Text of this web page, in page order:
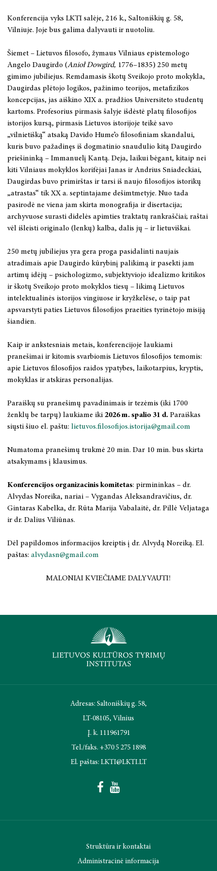
2025 m. gegužės 15–16 d.
2025 m. balandžio 3 d.
2025 m. balandžio 1 – birželio 30 d.
2025 m. kovo 22 d.
2024 m. lapkričio 21–22 d.
2024 m. lapkričio 9 d.
2024 m. lapkričio 7-8 d.
2024 m. spalio 2 – 3 d.
2024 m. rugsėjo 26 d.
2024 m. liepos mėn. 1–4 d.
2024 m. rugsėjo 20 d.
2024 m. birželio 19 d.
2024 m. balandžio 27 d.
2024 m. balandžio 4–5 d.
2022 metai
2020 metai
2019 metai
Konferencija vyks LKTI salėje, 216 k., Saltoniškių g. 58,
Vilniuje. Joje bus galima dalyvauti ir nuotoliu.
Šiemet – Lietuvos filosofo, žymaus Vilniaus epistemologo
Angelo Daugirdo (Anioł Dowgird, 1776–1835) 250 metų
gimimo jubiliejus. Remdamasis škotų Sveikojo proto mokykla,
Daugirdas plėtojo logikos, pažinimo teorijos, metafizikos
koncepcijas, jas aiškino XIX a. pradžios Universiteto studentų
kartoms. Profesorius pirmasis šalyje išdėstė platų filosofijos
istorijos kursą, pirmasis Lietuvos istorijoje teikė savo
„vilnietišką“ atsaką Davido Hume’o filosofiniam skandalui,
kuris buvo pažadinęs iš dogmatinio snaudulio kitą Daugirdo
priešininką – Immanuelį Kantą. Deja, laikui bėgant, kitaip nei
kiti Vilniaus mokyklos korifėjai Janas ir Andrius Sniadeckiai,
Daugirdas buvo primirštas ir tarsi iš naujo filosofijos istorikų
„atrastas“ tik XX a. septintajame dešimtmetyje. Nuo tada
pasirodė ne viena jam skirta monografija ir disertacija;
archyvuose surasti didelės apimties traktatų rankraščiai; raštai
vėl išleisti originalo (lenkų) kalba, dalis jų – ir lietuviškai.
250 metų jubiliejus yra gera proga pasidalinti naujais
atradimais apie Daugirdo kūrybinį palikimą ir pasekti jam
artimų idėjų – psichologizmo, subjektyviojo idealizmo kritikos
ir škotų Sveikojo proto mokyklos tiesų – likimą Lietuvos
intelektualinės istorijos vingiuose ir kryžkelėse, o taip pat
apsvarstyti paties Lietuvos filosofijos praeities tyrinėtojo misiją
šiandien.
Kaip ir ankstesniais metais, konferencijoje laukiami
pranešimai ir kitomis svarbiomis Lietuvos filosofijos temomis:
apie Lietuvos filosofijos raidos ypatybes, laikotarpius, kryptis,
mokyklas ir atskiras personalijas.
Paraiškų su pranešimų pavadinimais ir tezėmis (iki 1700
ženklų be tarpų) laukiame iki 2026 m. spalio 31 d. Paraiškas
siųsti šiuo el. paštu: lietuvos.filosofijos.istorija@gmail.com
Numatoma pranešimų trukmė 20 min. Dar 10 min. bus skirta
atsakymams į klausimus.
Konferencijos organizacinis komitetas: pirmininkas – dr.
Alvydas Noreika, nariai – Vygandas Aleksandravičius, dr.
Gintaras Kabelka, dr. Rūta Marija Vabalaitė, dr. Pillė Veljataga
ir dr. Dalius Viliūnas.
Dėl papildomos informacijos kreiptis į dr. Alvydą Noreiką. El.
paštas: alvydasn@gmail.com
MALONIAI KVIEČIAME DALYVAUTI!
Adresas: Saltoniškių g. 58,
LT-08105, Vilnius
Į. k. 111961791
Tel./faks. +370 5 275 1898
El. paštas: LKTI@LKTI.LT
Struktūra ir kontaktai
Administracinė informacija